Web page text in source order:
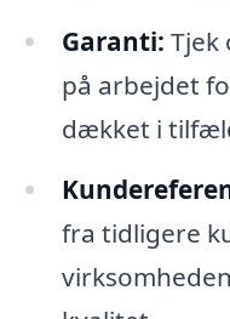
Garanti: Tjek
på arbejdet
dækket i
fra tidligere